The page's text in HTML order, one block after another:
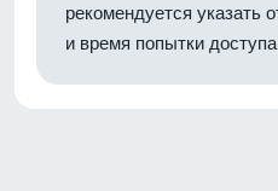
рекомендуется указать
и время попытки